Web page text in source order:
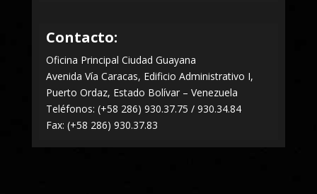
Contacto:
Oficina Principal Ciudad Guayana
Avenida Vía Caracas, Edificio Administrativo I,
Puerto Ordaz, Estado Bolívar – Venezuela
Teléfonos: (+58 286) 930.37.75 / 930.34.84
Fax: (+58 286) 930.37.83